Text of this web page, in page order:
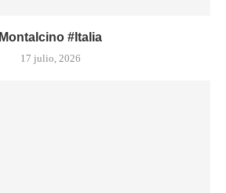
Montalcino #Italia
17 julio, 2026